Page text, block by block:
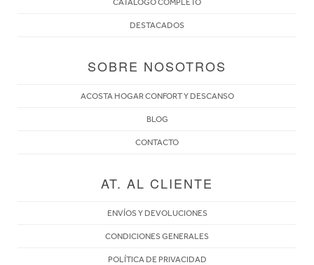
CATÁLOGO COMPLETO
DESTACADOS
SOBRE NOSOTROS
ACOSTA HOGAR CONFORT Y DESCANSO
BLOG
CONTACTO
AT. AL CLIENTE
ENVÍOS Y DEVOLUCIONES
CONDICIONES GENERALES
POLÍTICA DE PRIVACIDAD